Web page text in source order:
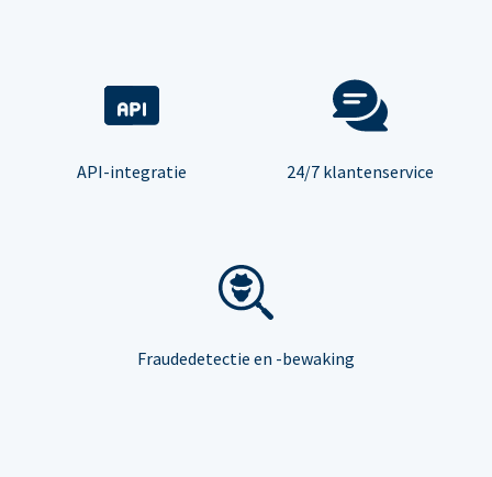
API-integratie 24/7 klantenservice
Fraudedetectie en -bewaking